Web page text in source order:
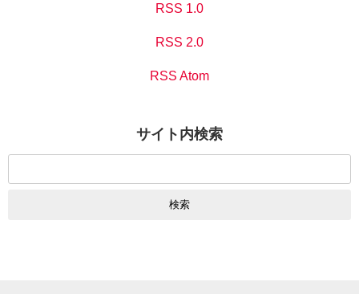
RSS 1.0
RSS 2.0
RSS Atom
サイト内検索